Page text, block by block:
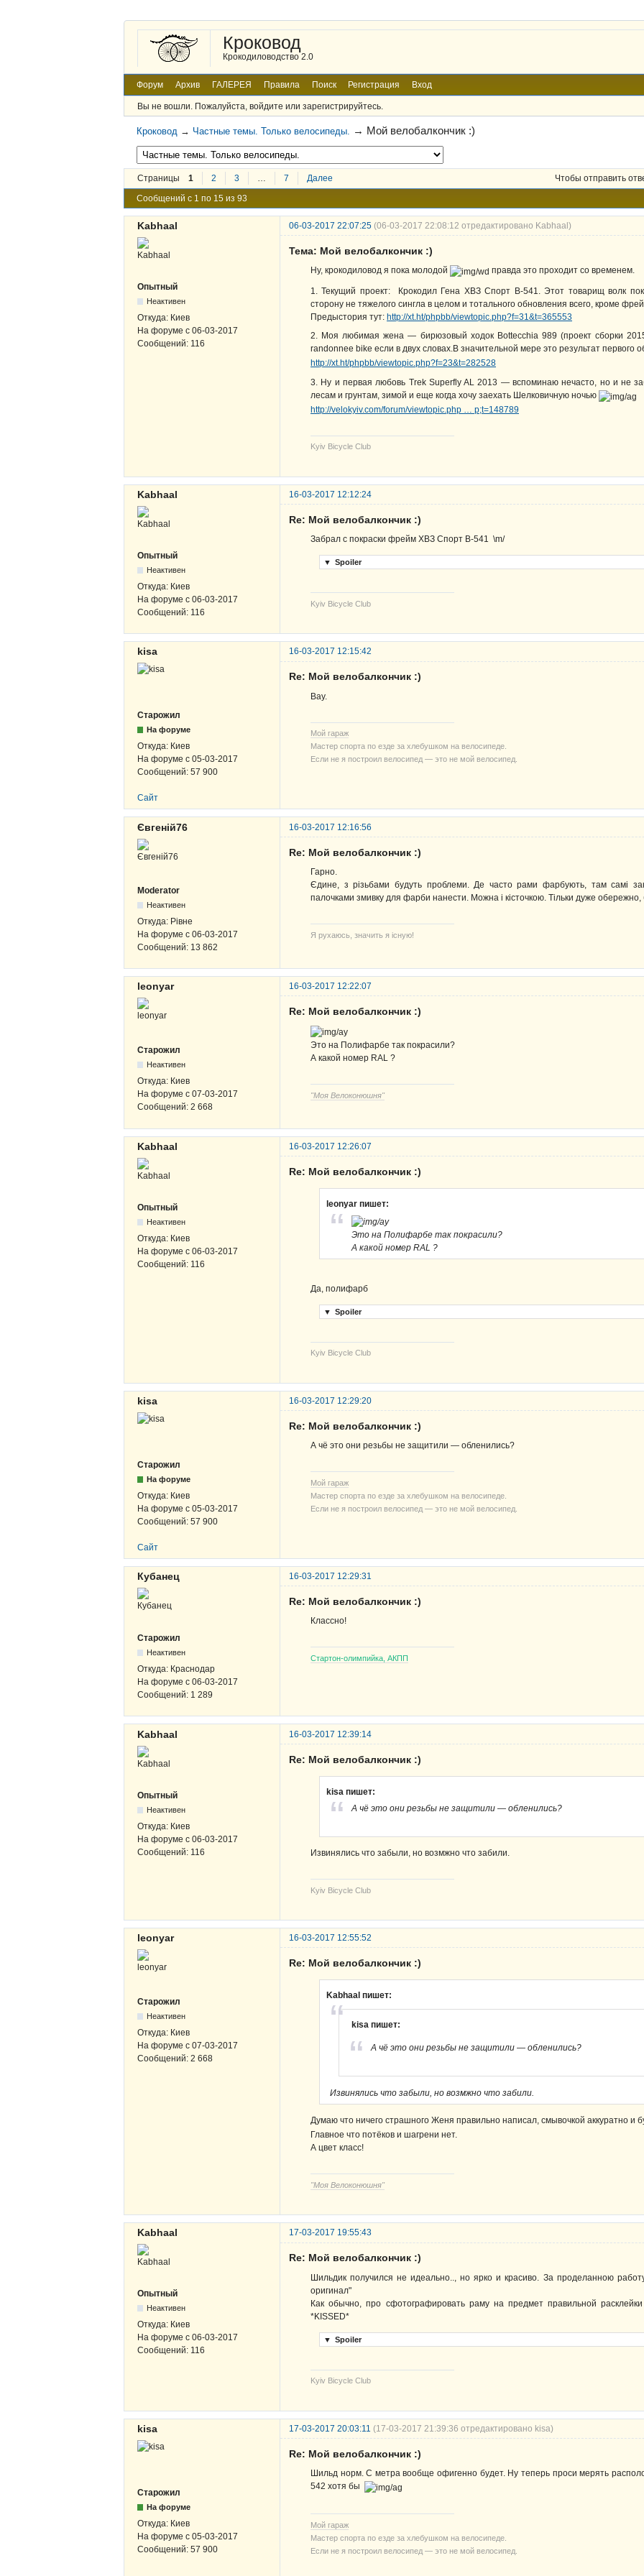
Кроковод
Крокодиловодство 2.0
Форум Архив ГАЛЕРЕЯ Правила Поиск Регистрация Вход
Вы не вошли. Пожалуйста, войдите или зарегистрируйтесь.
Кроковод → Частные темы. Только велосипеды. → Мой велобалкончик :)
Страницы 1 2 3 … 7 Далее
Чтобы отправить
Сообщений с 1 по 15 из 93
Kabhaal 06-03-2017 22:07:25 (06-03-2017 22:08:12 отредактировано Kabhaal)
Опытный
Неактивен
Откуда: Киев
На форуме с 06-03-2017
Сообщений: 116
Тема: Мой велобалкончик :)
Ну, крокодиловод я пока молодой правда это проходит со временем.
1. Текущий проект: Крокодил Гена ХВЗ Спорт В-541. Этот товарищ волк
сторону не тяжелого сингла в целом и тотального обновления всего, кроме
Предыстория тут: http://xt.ht/phpbb/viewtopic.php?f=31&t=365553
2. Моя любимая жена — бирюзовый ходок Bottecchia 989 (проект сборки
randonnee bike если в двух словах.В значительной мере это результат
http://xt.ht/phpbb/viewtopic.php?f=23&t=282528
3. Ну и первая любовь Trek Superfly AL 2013 — вспоминаю нечасто, но и не
лесам и грунтам, зимой и еще когда хочу заехать Шелковичную ночью
http://velokyiv.com/forum/viewtopic.php … p;t=148789
Kyiv Bicycle Club
Kabhaal 16-03-2017 12:12:24
Опытный
Неактивен
Откуда: Киев
На форуме с 06-03-2017
Сообщений: 116
Re: Мой велобалкончик :)
Забрал с покраски фрейм ХВЗ Спорт В-541 \m/
▼ Spoiler
Kyiv Bicycle Club
kisa 16-03-2017 12:15:42
Старожил
На форуме
Откуда: Киев
На форуме с 05-03-2017
Сообщений: 57 900
Re: Мой велобалкончик :)
Вау.
Мой гараж
Мастер спорта по езде за хлебушком на велосипеде.
Если не я построил велосипед — это не мой велосипед.
Сайт
Євгеній76 16-03-2017 12:16:56
Moderator
Неактивен
Откуда: Рівне
На форуме с 06-03-2017
Сообщений: 13 862
Re: Мой велобалкончик :)
Гарно.
Єдине, з різьбами будуть проблеми. Де часто рами фарбують, там самі
палочками змивку для фарби нанести. Можна і кісточкою. Тільки дуже обережно,
Я рухаюсь, значить я існую!
leonyar 16-03-2017 12:22:07
Старожил
Неактивен
Откуда: Киев
На форуме с 07-03-2017
Сообщений: 2 668
Re: Мой велобалкончик :)
Это на Полифарбе так покрасили?
А какой номер RAL ?
"Моя Велоконюшня"
Kabhaal 16-03-2017 12:26:07
Опытный
Неактивен
Откуда: Киев
На форуме с 06-03-2017
Сообщений: 116
Re: Мой велобалкончик :)
leonyar пишет:
Это на Полифарбе так покрасили?
А какой номер RAL ?
Да, полифарб
▼ Spoiler
Kyiv Bicycle Club
kisa 16-03-2017 12:29:20
Старожил
На форуме
Откуда: Киев
На форуме с 05-03-2017
Сообщений: 57 900
Re: Мой велобалкончик :)
А чё это они резьбы не защитили — обленились?
Мой гараж
Мастер спорта по езде за хлебушком на велосипеде.
Если не я построил велосипед — это не мой велосипед.
Сайт
Кубанец 16-03-2017 12:29:31
Старожил
Неактивен
Откуда: Краснодар
На форуме с 06-03-2017
Сообщений: 1 289
Re: Мой велобалкончик :)
Классно!
Стартон-олимпийка, АКПП
Kabhaal 16-03-2017 12:39:14
Опытный
Неактивен
Откуда: Киев
На форуме с 06-03-2017
Сообщений: 116
Re: Мой велобалкончик :)
kisa пишет:
А чё это они резьбы не защитили — обленились?
Извинялись что забыли, но возмжно что забили.
Kyiv Bicycle Club
leonyar 16-03-2017 12:55:52
Старожил
Неактивен
Откуда: Киев
На форуме с 07-03-2017
Сообщений: 2 668
Re: Мой велобалкончик :)
Kabhaal пишет:
kisa пишет:
А чё это они резьбы не защитили — обленились?
Извинялись что забыли, но возмжно что забили.
Думаю что ничего страшного Женя правильно написал, смывочкой аккуратно и
Главное что потёков и шагрени нет.
А цвет класс!
"Моя Велоконюшня"
Kabhaal 17-03-2017 19:55:43
Опытный
Неактивен
Откуда: Киев
На форуме с 06-03-2017
Сообщений: 116
Re: Мой велобалкончик :)
Шильдик получился не идеально.., но ярко и красиво. За проделанною
оригинал"
Как обычно, про сфотографировать раму на предмет правильной
*KISSED*
▼ Spoiler
Kyiv Bicycle Club
kisa 17-03-2017 20:03:11 (17-03-2017 21:39:36 отредактировано kisa)
Старожил
На форуме
Откуда: Киев
На форуме с 05-03-2017
Сообщений: 57 900
Re: Мой велобалкончик :)
Шильд норм. С метра вообще офигенно будет. Ну теперь проси мерять
542 хотя бы
Мой гараж
Мастер спорта по езде за хлебушком на велосипеде.
Если не я построил велосипед — это не мой велосипед.